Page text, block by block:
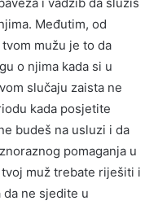
Međutim, od
mužu je to da
o njima kada si u
slučaju zaista ne
kada posjetite
budeš na usluzi i da
pomaganja u
muž trebate riješiti i
ne sjedite u